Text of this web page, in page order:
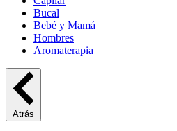
Bucal
Bebé y Mamá
Hombres
Aromaterapia
Atrás